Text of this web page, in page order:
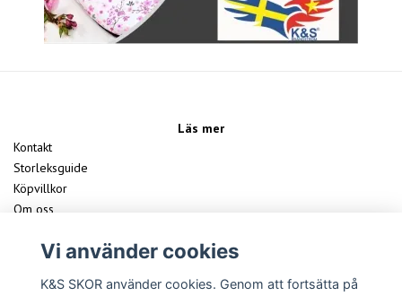
Läs mer
Kontakt
Storleksguide
Köpvillkor
Om oss
Sociala medier
Vi använder cookies
K&S SKOR använder cookies. Genom att fortsätta på